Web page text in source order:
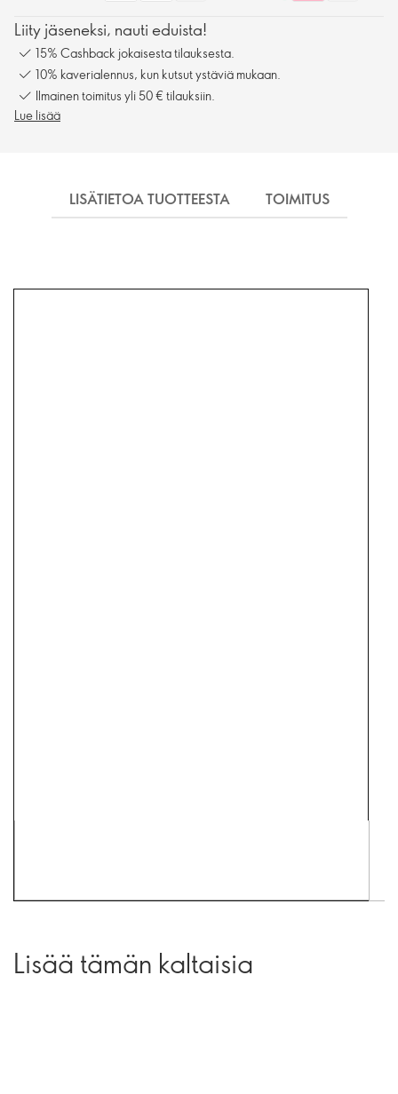
Liity jäseneksi, nauti eduista!
15% Cashback jokaisesta tilauksesta.
10% kaverialennus, kun kutsut ystäviä mukaan.
Ilmainen toimitus yli 50 € tilauksiin.
Lue lisää
LISÄTIETOA TUOTTEESTA TOIMITUS
Lisää tämän kaltaisia